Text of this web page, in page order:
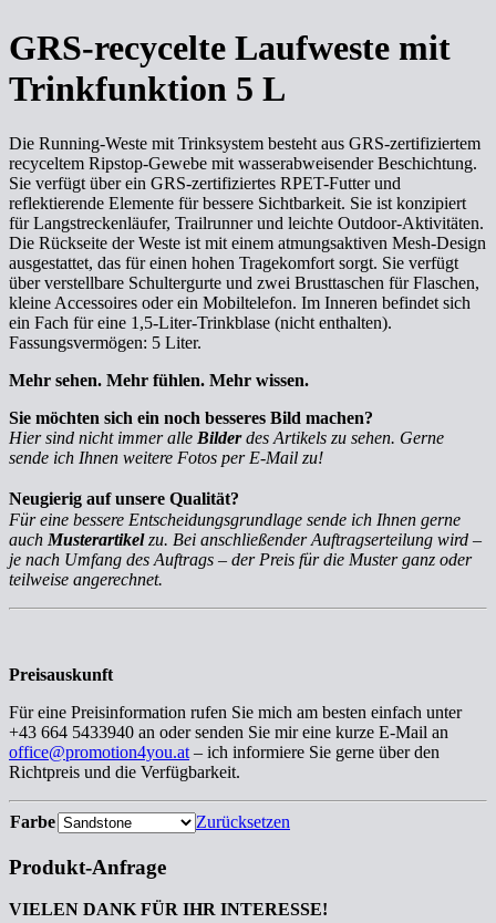
GRS-recycelte Laufweste mit
Trinkfunktion 5 L
Die Running-Weste mit Trinksystem besteht aus GRS-zertifiziertem
recyceltem Ripstop-Gewebe mit wasserabweisender Beschichtung.
Sie verfügt über ein GRS-zertifiziertes RPET-Futter und
reflektierende Elemente für bessere Sichtbarkeit. Sie ist konzipiert
für Langstreckenläufer, Trailrunner und leichte Outdoor-Aktivitäten.
Die Rückseite der Weste ist mit einem atmungsaktiven Mesh-Design
ausgestattet, das für einen hohen Tragekomfort sorgt. Sie verfügt
über verstellbare Schultergurte und zwei Brusttaschen für Flaschen,
kleine Accessoires oder ein Mobiltelefon. Im Inneren befindet sich
ein Fach für eine 1,5-Liter-Trinkblase (nicht enthalten).
Fassungsvermögen: 5 Liter.
Mehr sehen. Mehr fühlen. Mehr wissen.
Sie möchten sich ein noch besseres Bild machen?
Hier sind nicht immer alle Bilderdes Artikels zu sehen. Gerne
sende ich Ihnen weitere Fotos per E-Mail zu!
Neugierig auf unsere Qualität?
Für eine bessere Entscheidungsgrundlage sende ich Ihnen gerne
auch Musterartikelzu. Bei anschließender Auftragserteilung wird –
je nach Umfang des Auftrags – der Preis für die Muster ganz oder
teilweise angerechnet.
Preisauskunft
Für eine Preisinformation rufen Sie mich am besten einfach unter
+43 664 5433940 an oder senden Sie mir eine kurze E-Mail an
office@promotion4you.at – ich informiere Sie gerne über den
Richtpreis und die Verfügbarkeit.
Farbe Zurücksetzen
Produkt-Anfrage
VIELEN DANK FÜR IHR INTERESSE!